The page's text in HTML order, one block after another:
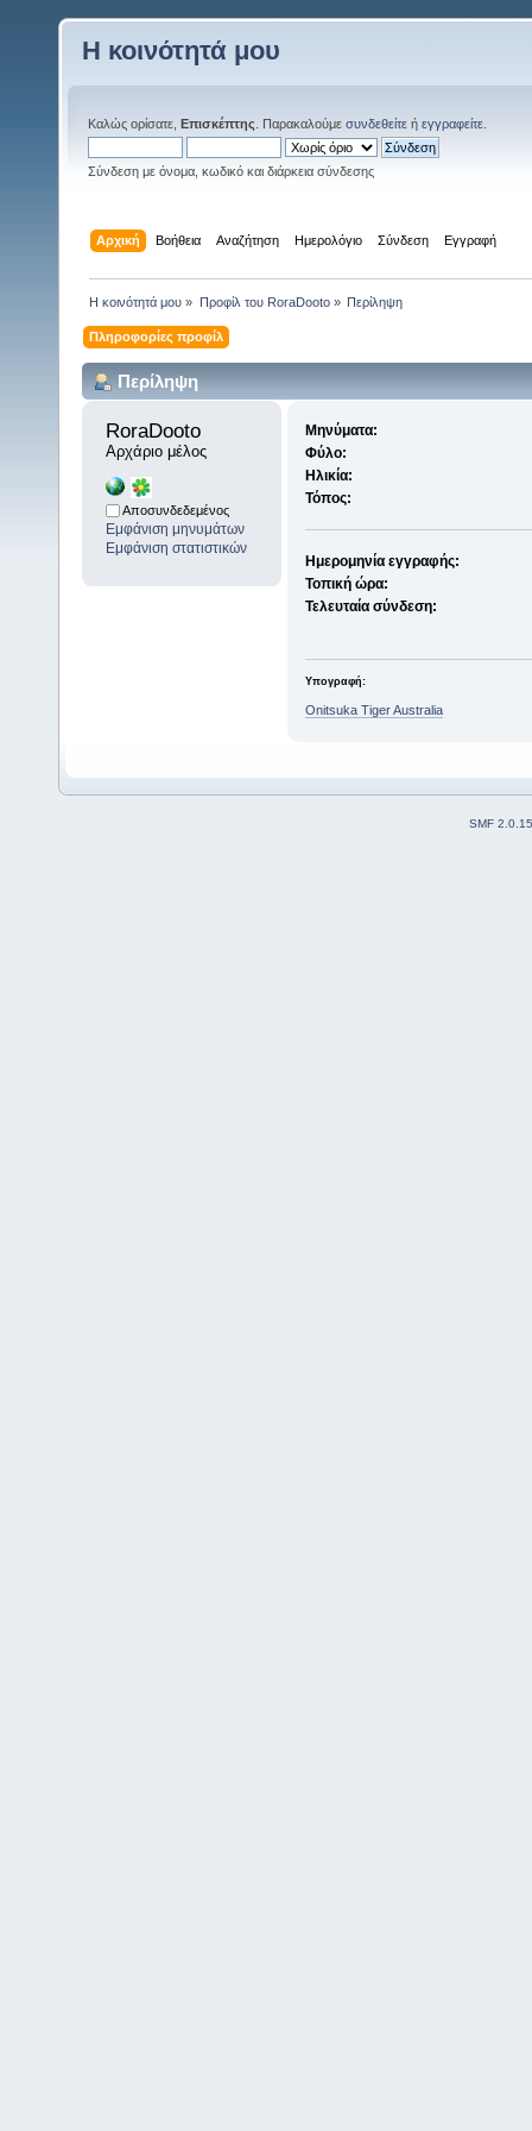
Η κοινότητά μου
Καλώς ορίσατε, Επισκέπτης . Παρακαλούμε συνδεθείτε ή εγγραφείτε
Σύνδεση με όνομα, κωδικό και διάρκεια σύνδεσης
Αρχική Βοήθεια Αναζήτηση Ημερολόγιο Σύνδεση Εγγραφή
Η κοινότητά μου » Προφίλ του RoraDooto» Περίληψη
Πληροφορίες προφίλ
Περίληψη
RoraDooto
Αρχάριο μέλος
Αποσυνδεδεμένος
Εμφάνιση μηνυμάτων
Εμφάνιση στατιστικών
Μηνύματα:
Φύλο:
Ηλικία:
Τόπος:
Ημερομηνία εγγραφής:
Τοπική ώρα:
Τελευταία σύνδεση:
Υπογραφή:
Onitsuka Tiger Australia
SMF 2.0.15